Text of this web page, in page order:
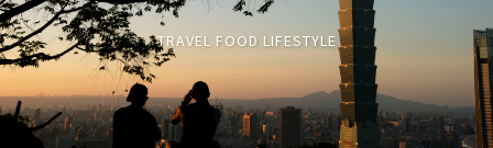
TRAVEL FOOD LIFESTYLE